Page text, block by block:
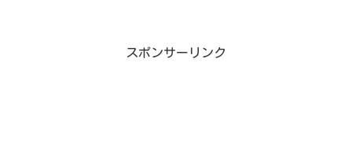
スポンサーリンク